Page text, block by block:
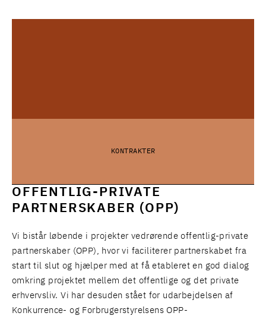
KONTRAKTER
OFFENTLIG-PRIVATE
PARTNERSKABER (OPP)
Vi bistår løbende i projekter vedrørende offentlig-private
partnerskaber (OPP), hvor vi faciliterer partnerskabet fra
start til slut og hjælper med at få etableret en god dialog
omkring projektet mellem det offentlige og det private
erhvervsliv. Vi har desuden stået for udarbejdelsen af
Konkurrence- og Forbrugerstyrelsens OPP-